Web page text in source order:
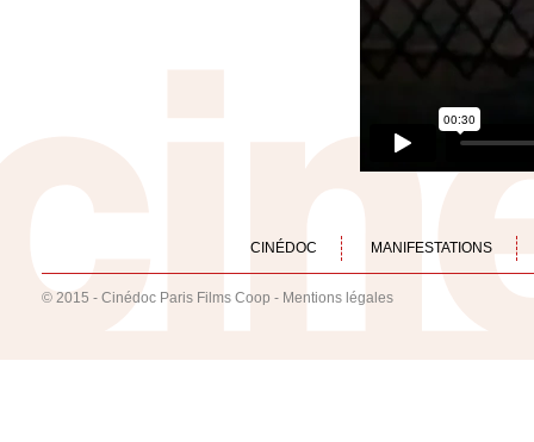
CINÉDOC MANIFESTATIONS
© 2015 - Cinédoc Paris Films Coop - Mentions légales